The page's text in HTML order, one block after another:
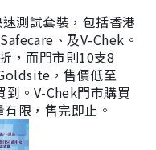
測試套裝，包括香港
、及V-Chek。
，而門市則10支8
，售價低至
。V-Chek門市購買
限，售完即止。